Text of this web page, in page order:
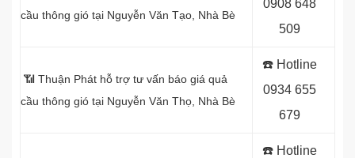
cầu thông gió tại Nguyễn Văn Tạo, Nhà Bè
0908 648
509
📶 Thuận Phát hỗ trợ tư vấn báo giá quả
cầu thông gió tại Nguyễn Văn Thọ , Nhà Bè
☎️ Hotline
0934 655
679
☎️ Hotline